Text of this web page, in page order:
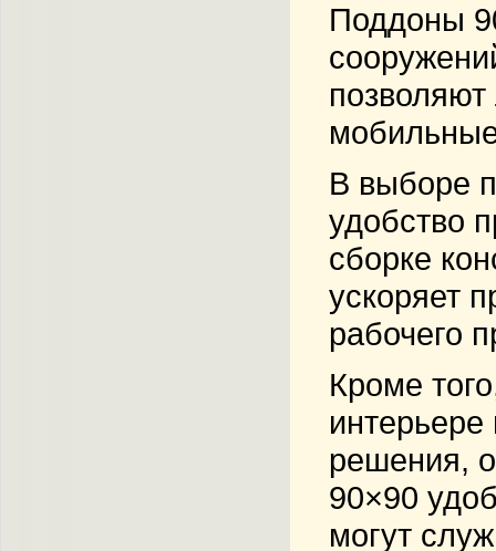
Поддоны
В выборе
удобство
сборке
ускоряет
рабочего
Кроме
решения,
90×90
могут